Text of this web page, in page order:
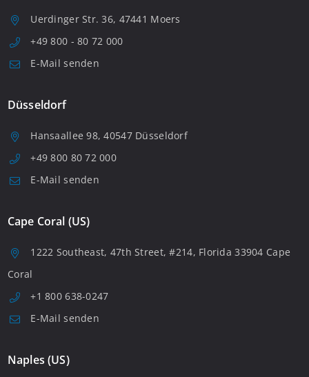
Uerdinger Str. 36, 47441 Moers
+49 800 - 80 72 000
E-Mail senden
Düsseldorf
Hansaallee 98, 40547 Düsseldorf
+49 800 80 72 000
E-Mail senden
Cape Coral (US)
1222 Southeast, 47th Street, #214, Florida 33904 Cape
Coral
+1 800 638-0247
E-Mail senden
Naples (US)